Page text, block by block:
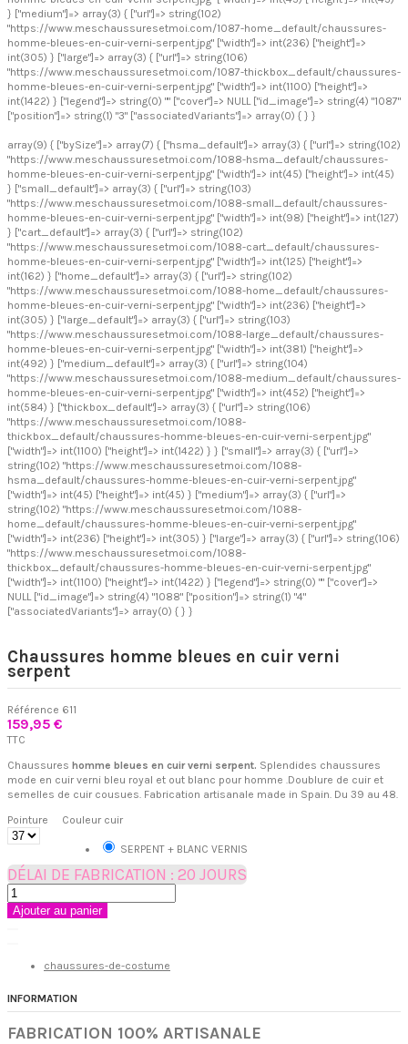
} ["medium"]=> array(3) { ["url"]=> string(102)
"https://www.meschaussuresetmoi.com/1087-home_default/chaussures-
homme-bleues-en-cuir-verni-serpent.jpg" ["width"]=> int(236) ["height"]=>
int(305) } ["large"]=> array(3) { ["url"]=> string(106)
"https://www.meschaussuresetmoi.com/1087-thickbox_default/chaussures-
homme-bleues-en-cuir-verni-serpent.jpg" ["width"]=> int(1100) ["height"]=>
int(1422) } ["legend"]=> string(0) "" ["cover"]=> NULL ["id_image"]=> string(4) "1087"
["position"]=> string(1) "3" ["associatedVariants"]=> array(0) { } }
array(9) { ["bySize"]=> array(7) { ["hsma_default"]=> array(3) { ["url"]=> string(102)
"https://www.meschaussuresetmoi.com/1088-hsma_default/chaussures-
homme-bleues-en-cuir-verni-serpent.jpg" ["width"]=> int(45) ["height"]=> int(45)
} ["small_default"]=> array(3) { ["url"]=> string(103)
"https://www.meschaussuresetmoi.com/1088-small_default/chaussures-
homme-bleues-en-cuir-verni-serpent.jpg" ["width"]=> int(98) ["height"]=> int(127)
} ["cart_default"]=> array(3) { ["url"]=> string(102)
"https://www.meschaussuresetmoi.com/1088-cart_default/chaussures-
homme-bleues-en-cuir-verni-serpent.jpg" ["width"]=> int(125) ["height"]=>
int(162) } ["home_default"]=> array(3) { ["url"]=> string(102)
"https://www.meschaussuresetmoi.com/1088-home_default/chaussures-
homme-bleues-en-cuir-verni-serpent.jpg" ["width"]=> int(236) ["height"]=>
int(305) } ["large_default"]=> array(3) { ["url"]=> string(103)
"https://www.meschaussuresetmoi.com/1088-large_default/chaussures-
homme-bleues-en-cuir-verni-serpent.jpg" ["width"]=> int(381) ["height"]=>
int(492) } ["medium_default"]=> array(3) { ["url"]=> string(104)
"https://www.meschaussuresetmoi.com/1088-medium_default/chaussures-
homme-bleues-en-cuir-verni-serpent.jpg" ["width"]=> int(452) ["height"]=>
int(584) } ["thickbox_default"]=> array(3) { ["url"]=> string(106)
"https://www.meschaussuresetmoi.com/1088-
thickbox_default/chaussures-homme-bleues-en-cuir-verni-serpent.jpg"
["width"]=> int(1100) ["height"]=> int(1422) } } ["small"]=> array(3) { ["url"]=>
string(102) "https://www.meschaussuresetmoi.com/1088-
hsma_default/chaussures-homme-bleues-en-cuir-verni-serpent.jpg"
["width"]=> int(45) ["height"]=> int(45) } ["medium"]=> array(3) { ["url"]=>
string(102) "https://www.meschaussuresetmoi.com/1088-
home_default/chaussures-homme-bleues-en-cuir-verni-serpent.jpg"
["width"]=> int(236) ["height"]=> int(305) } ["large"]=> array(3) { ["url"]=> string(106)
"https://www.meschaussuresetmoi.com/1088-
thickbox_default/chaussures-homme-bleues-en-cuir-verni-serpent.jpg"
["width"]=> int(1100) ["height"]=> int(1422) } ["legend"]=> string(0) "" ["cover"]=>
NULL ["id_image"]=> string(4) "1088" ["position"]=> string(1) "4"
["associatedVariants"]=> array(0) { } }
Chaussures homme bleues en cuir verni
serpent
Référence 611
159,95 €
TTC
Chaussures homme bleues en cuir verni serpent. Splendides chaussures
mode en cuir verni bleu royal et out blanc pour homme .Doublure de cuir et
semelles de cuir cousues. Fabrication artisanale made in Spain. Du 39 au 48.
Pointure
Couleur cuir
SERPENT + BLANC VERNIS
DÉLAI DE FABRICATION : 20 JOURS
Ajouter au panier
chaussures-de-costume
INFORMATION
FABRICATION 100% ARTISANALE